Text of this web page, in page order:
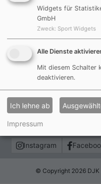
Zurück
Sitemap
Instagram
© Copyright 2026 DJK
Widgets für
GmbH
Zweck: Sport Widgets
Alle Dienste
Mit diesem Schalter
deaktivieren.
Ich lehne ab
Impressum